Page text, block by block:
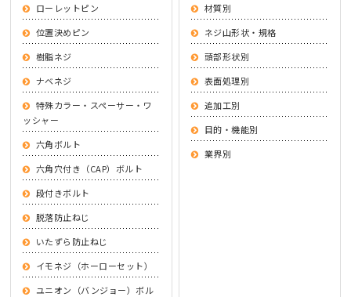
ローレットピン
位置決めピン
樹脂ネジ
ナベネジ
特殊カラー・スペーサー・ワ
ッシャー
六角ボルト
六角穴付き（CAP）ボルト
段付きボルト
脱落防止ねじ
いたずら防止ねじ
イモネジ（ホーローセット）
ユニオン（バンジョー）ボル
材質別
ネジ山形状・規格
頭部形状別
表面処理別
追加工別
目的・機能別
業界別